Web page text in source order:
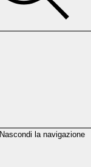
Nascondi la navigazione